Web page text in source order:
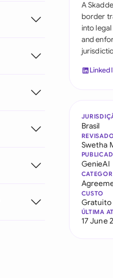
United Kingdom
United States
A
border
into
and
Brasil
Swetha
GenieAI
CUSTO
Gratuito
ÚLTIMA
17 June